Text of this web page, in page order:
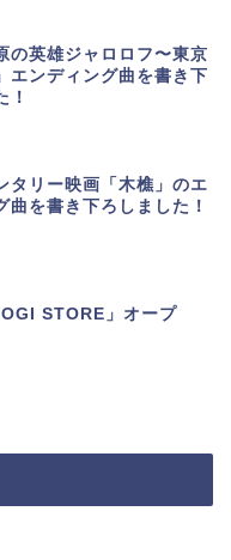
の英雄ジャロロフ〜東京
エンディング曲を書き下
！
タリー映画「木樵」のエ
曲を書き下ろしました！
STORE」オープ